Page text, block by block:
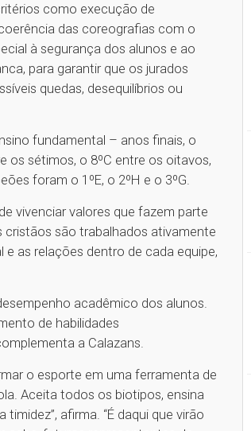
como execução de
das coreografias com o
à segurança dos alunos e ao
para garantir que os jurados
quedas, desequilíbrios ou
fundamental – anos finais, o
os sétimos, o 8ºC entre os oitavos,
foram o 1ºE, o 2ºH e o 3ºG.
vivenciar valores que fazem parte
cristãos são trabalhados ativamente
as relações dentro de cada equipe,
acadêmico dos alunos.
de habilidades
a Calazans.
o esporte em uma ferramenta de
Aceita todos os biotipos, ensina
afirma. “É daqui que virão